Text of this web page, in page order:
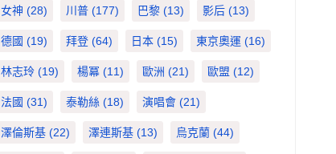
女神 (28) 川普 (177) 巴黎 (13) 影后 (13)
德國 (19) 拜登 (64) 日本 (15) 東京奧運 (16)
林志玲 (19) 楊冪 (11) 歐洲 (21) 歐盟 (12)
法國 (31) 泰勒絲 (18) 演唱會 (21)
澤倫斯基 (22) 澤連斯基 (13) 烏克蘭 (44)